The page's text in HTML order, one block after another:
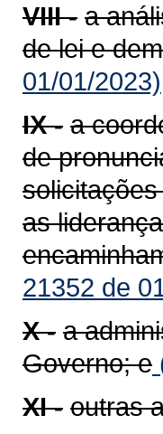
VIII - a
de lei e
01/01/2023)
IX - a
de
as
21352 de
X - a
Governo; e
XI - outras